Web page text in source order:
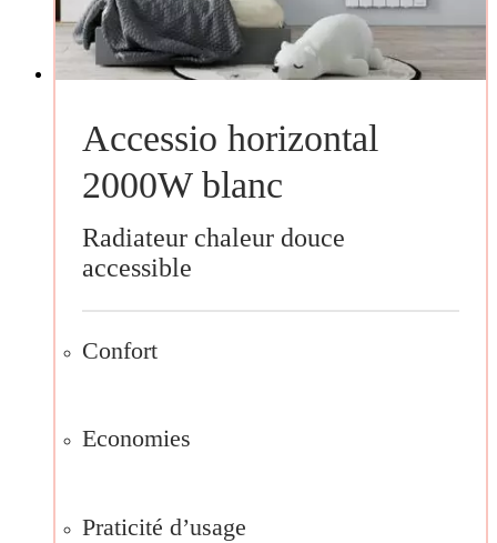
Accessio horizontal
2000W blanc
Radiateur chaleur douce
accessible
Confort
Economies
Praticité d’usage